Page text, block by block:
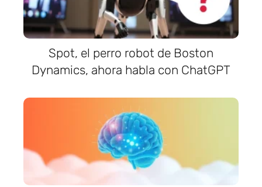
Spot, el perro robot de Boston
Dynamics, ahora habla con ChatGPT